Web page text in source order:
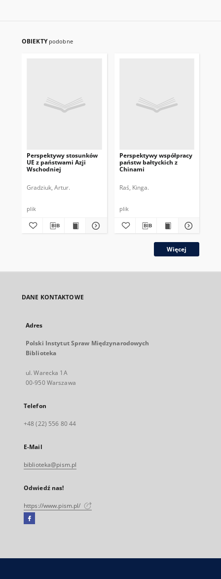
OBIEKTY podobne
Perspektywy stosunków
UE z państwami Azji
Wschodniej
Gradziuk, Artur.
plik
Perspektywy współpracy
państw bałtyckich z
Chinami
Raś, Kinga.
plik
Więcej
DANE KONTAKTOWE
Adres
Polski Instytut Spraw Międzynarodowych
Biblioteka
ul. Warecka 1A
00-950 Warszawa
Telefon
+48 (22) 556 80 44
E-Mail
biblioteka@pism.pl
Odwiedź nas!
https://www.pism.pl/
Facebook
się